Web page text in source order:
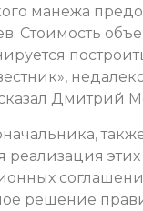
манежа
Стоимость
Дмитрий
реализация
решение